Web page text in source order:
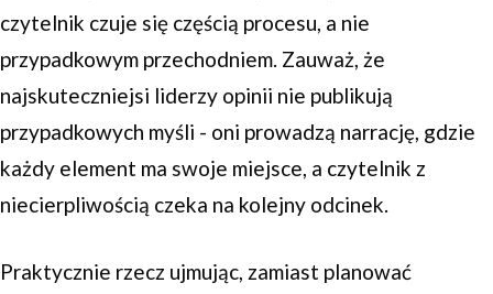
czytelnik czuje się częścią procesu, a nie
przypadkowym przechodniem. Zauważ, że
najskuteczniejsi liderzy opinii nie publikują
przypadkowych myśli - oni prowadzą narrację, gdzie
każdy element ma swoje miejsce, a czytelnik z
niecierpliwością czeka na kolejny odcinek.
Praktycznie rzecz ujmując, zamiast planować